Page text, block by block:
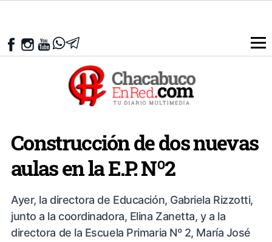
Construcción de dos nuevas
aulas en la E.P. Nº2
Ayer, la directora de Educación, Gabriela Rizzotti,
junto a la coordinadora, Elina Zanetta, y a la
directora de la Escuela Primaria Nº 2, María José